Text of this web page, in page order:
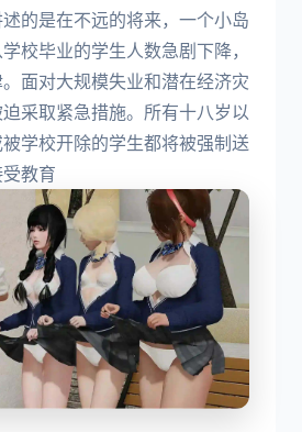
的是在不远的将来，一个小岛
校毕业的学生人数急剧下降，
面对大规模失业和潜在经济灾
采取紧急措施。所有十八岁以
学校开除的学生都将被强制送
教育